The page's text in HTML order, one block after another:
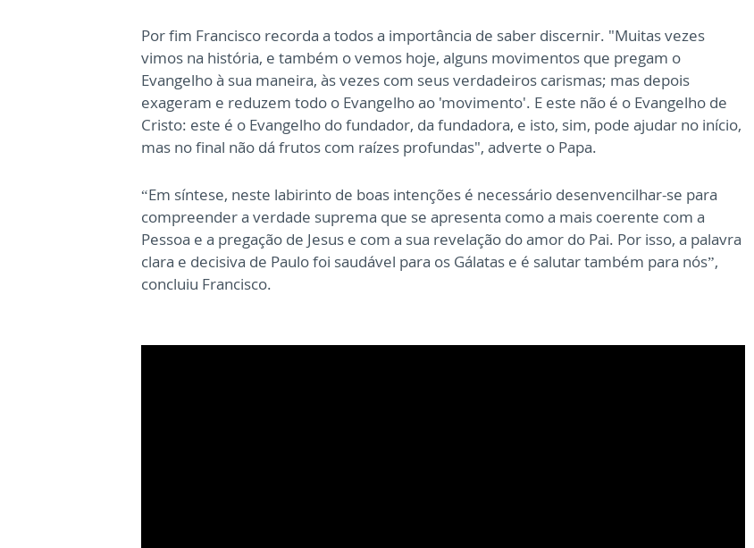
Por fim Francisco recorda a todos a importância de saber discernir. "Muitas vezes
vimos na história, e também o vemos hoje, alguns movimentos que pregam o
Evangelho à sua maneira, às vezes com seus verdadeiros carismas; mas depois
exageram e reduzem todo o Evangelho ao 'movimento'. E este não é o Evangelho de
Cristo: este é o Evangelho do fundador, da fundadora, e isto, sim, pode ajudar no início,
mas no final não dá frutos com raízes profundas", adverte o Papa.
“Em síntese, neste labirinto de boas intenções é necessário desenvencilhar-se para
compreender a verdade suprema que se apresenta como a mais coerente com a
Pessoa e a pregação de Jesus e com a sua revelação do amor do Pai. Por isso, a palavra
clara e decisiva de Paulo foi saudável para os Gálatas e é salutar também para nós”,
concluiu Francisco.